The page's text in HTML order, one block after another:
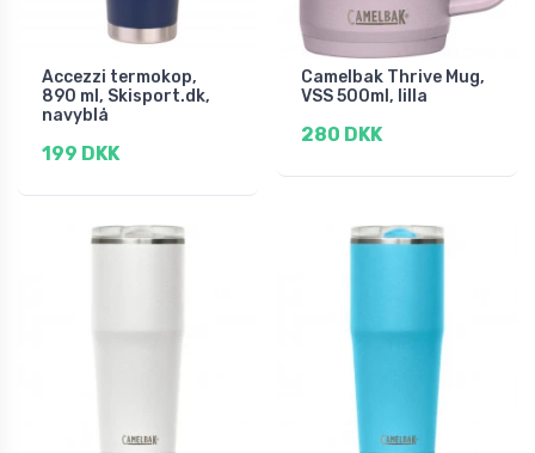
Accezzi termokop,
890 ml, Skisport.dk,
navyblå
199 DKK
Camelbak Thrive Mug,
VSS 500ml, lilla
280 DKK